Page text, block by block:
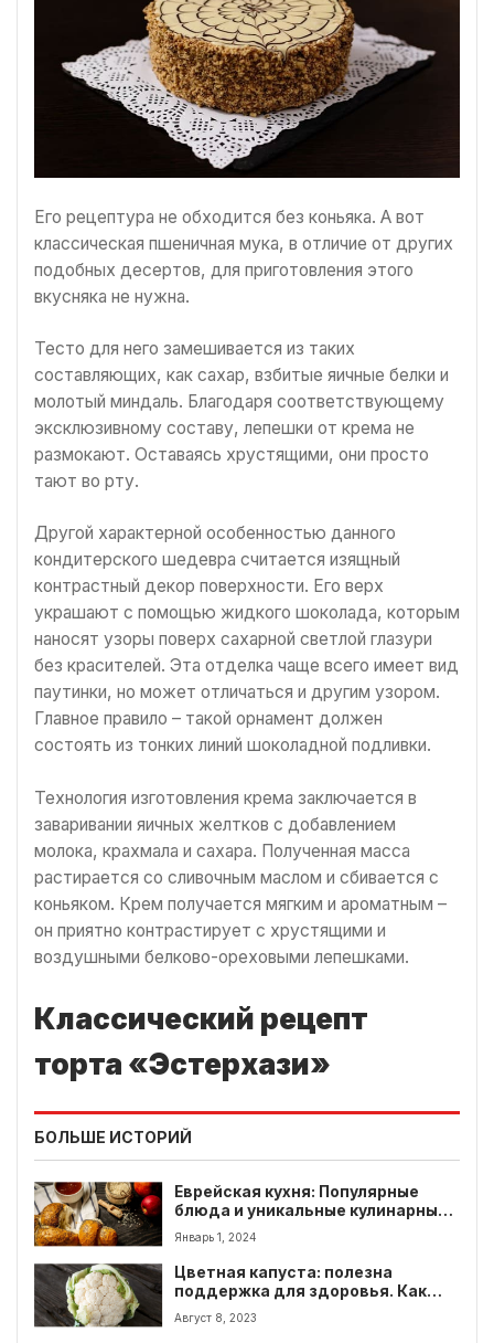
Его рецептура не обходится без коньяка. А вот
классическая пшеничная мука, в отличие от других
подобных десертов, для приготовления этого
вкусняка не нужна.
Тесто для него замешивается из таких
составляющих, как сахар, взбитые яичные белки и
молотый миндаль. Благодаря соответствующему
эксклюзивному составу, лепешки от крема не
размокают. Оставаясь хрустящими, они просто
тают во рту.
Другой характерной особенностью данного
кондитерского шедевра считается изящный
контрастный декор поверхности. Его верх
украшают с помощью жидкого шоколада, которым
наносят узоры поверх сахарной светлой глазури
без красителей. Эта отделка чаще всего имеет вид
паутинки, но может отличаться и другим узором.
Главное правило – такой орнамент должен
состоять из тонких линий шоколадной подливки.
Технология изготовления крема заключается в
заваривании яичных желтков с добавлением
молока, крахмала и сахара. Полученная масса
растирается со сливочным маслом и сбивается с
коньяком. Крем получается мягким и ароматным –
он приятно контрастирует с хрустящими и
воздушными белково-ореховыми лепешками.
Классический рецепт
торта «Эстерхази»
БОЛЬШЕ ИСТОРИЙ
Еврейская кухня: Популярные
блюда и уникальные кулинарные
традиции
Январь 1, 2024
Цветная капуста: полезна
поддержка для здоровья. Как
выбрать цветную капусту?
Август 8, 2023